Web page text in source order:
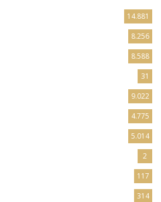
14.881
8.256
8.588
31
9.022
4.775
5.014
2
117
314